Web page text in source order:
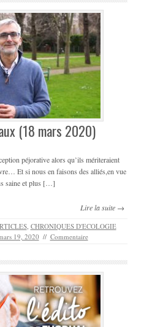
(18 mars 2020)
péjorative alors qu’ils mériteraient
Et si nous en faisons des alliés,en vue
saine et plus […]
Lire la suite →
, CHRONIQUES D'ECOLOGIE
19, 2020 // Commentaire